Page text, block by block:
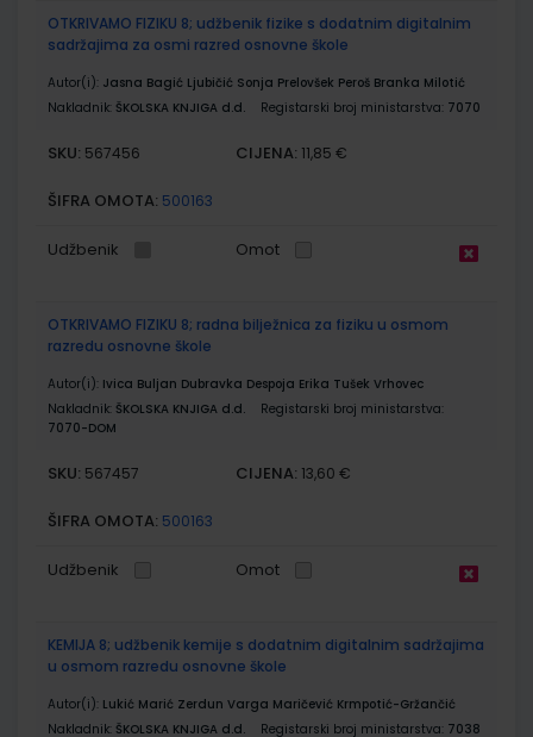
OTKRIVAMO FIZIKU 8; udžbenik fizike s dodatnim digitalnim
sadržajima za osmi razred osnovne škole
Autor(i): Jasna Bagić Ljubičić Sonja Prelovšek Peroš Branka Milotić
Nakladnik: ŠKOLSKA KNJIGA d.d. Registarski broj ministarstva: 7070
SKU: 567456 CIJENA: 11,85 €
ŠIFRA OMOTA: 500163
Udžbenik Omot
OTKRIVAMO FIZIKU 8; radna bilježnica za fiziku u osmom
razredu osnovne škole
Autor(i): Ivica Buljan Dubravka Despoja Erika Tušek Vrhovec
Nakladnik: ŠKOLSKA KNJIGA d.d.
Registarski broj ministarstva:
7070-DOM
SKU: 567457 CIJENA: 13,60 €
ŠIFRA OMOTA: 500163
Udžbenik Omot
KEMIJA 8; udžbenik kemije s dodatnim digitalnim sadržajima
u osmom razredu osnovne škole
Autor(i): Lukić Marić Zerdun Varga Maričević Krmpotić-Gržančić
Nakladnik: ŠKOLSKA KNJIGA d.d. Registarski broj ministarstva: 7038